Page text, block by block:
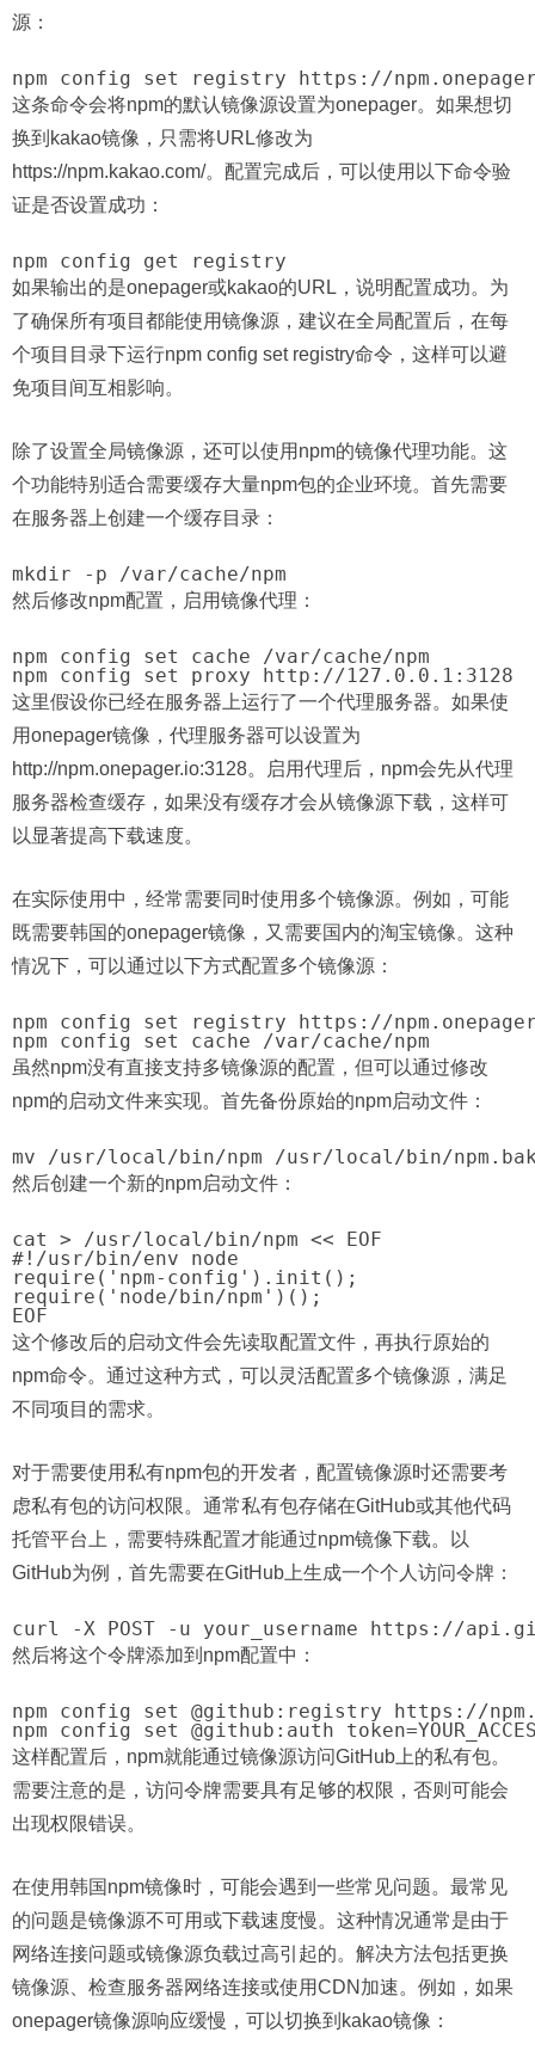
源：
这条命令会将npm的默认镜像源设置为onepager。如果想切
换到kakao镜像，只需将URL修改为
https://npm.kakao.com/。配置完成后，可以使用以下命令验
证是否设置成功：
如果输出的是onepager或kakao的URL，说明配置成功。为
了确保所有项目都能使用镜像源，建议在全局配置后，在每
个项目目录下运行npm config set registry命令，这样可以避
免项目间互相影响。
除了设置全局镜像源，还可以使用npm的镜像代理功能。这
个功能特别适合需要缓存大量npm包的企业环境。首先需要
在服务器上创建一个缓存目录：
然后修改npm配置，启用镜像代理：
npm config set cache /var/cache/npm
这里假设你已经在服务器上运行了一个代理服务器。如果使
用onepager镜像，代理服务器可以设置为
http://npm.onepager.io:3128。启用代理后，npm会先从代理
服务器检查缓存，如果没有缓存才会从镜像源下载，这样可
以显著提高下载速度。
在实际使用中，经常需要同时使用多个镜像源。例如，可能
既需要韩国的onepager镜像，又需要国内的淘宝镜像。这种
情况下，可以通过以下方式配置多个镜像源：
npm config set registry https://
虽然npm没有直接支持多镜像源的配置，但可以通过修改
npm的启动文件来实现。首先备份原始的npm启动文件：
然后创建一个新的npm启动文件：
cat > /usr/local/bin/npm << EOF
#!/usr/bin/env node
require('npm-config').init();
require('node/bin/npm')();
这个修改后的启动文件会先读取配置文件，再执行原始的
npm命令。通过这种方式，可以灵活配置多个镜像源，满足
不同项目的需求。
对于需要使用私有npm包的开发者，配置镜像源时还需要考
虑私有包的访问权限。通常私有包存储在GitHub或其他代码
托管平台上，需要特殊配置才能通过npm镜像下载。以
GitHub为例，首先需要在GitHub上生成一个个人访问令牌：
然后将这个令牌添加到npm配置中：
npm config set @github:registry https://
这样配置后，npm就能通过镜像源访问GitHub上的私有包。
需要注意的是，访问令牌需要具有足够的权限，否则可能会
出现权限错误。
在使用韩国npm镜像时，可能会遇到一些常见问题。最常见
的问题是镜像源不可用或下载速度慢。这种情况通常是由于
网络连接问题或镜像源负载过高引起的。解决方法包括更换
镜像源、检查服务器网络连接或使用CDN加速。例如，如果
onepager镜像源响应缓慢，可以切换到kakao镜像：